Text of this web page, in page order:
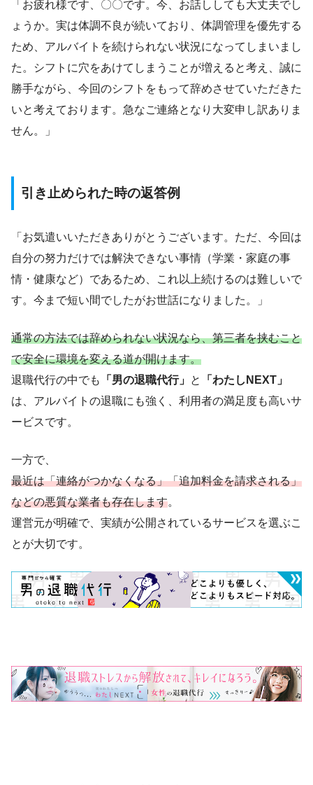
「お疲れ様です、〇〇です。今、お話ししても大丈夫でし
ょうか。実は体調不良が続いており、体調管理を優先する
ため、アルバイトを続けられない状況になってしまいまし
た。シフトに穴をあけてしまうことが増えると考え、誠に
勝手ながら、今回のシフトをもって辞めさせていただきた
いと考えております。急なご連絡となり大変申し訳ありま
せん。」
引き止められた時の返答例
「お気遣いいただきありがとうございます。ただ、今回は
自分の努力だけでは解決できない事情（学業・家庭の事
情・健康など）であるため、これ以上続けるのは難しいで
す。今まで短い間でしたがお世話になりました。」
通常の方法では辞められない状況なら、第三者を挟むこと
で安全に環境を変える道が開けます。
退職代行の中でも
「男の退職代行」 と
「わたしNEXT」
は、アルバイトの退職にも強く、利用者の満足度も高いサ
ービスです。
一方で、
最近は「連絡がつかなくなる」「追加料金を請求される」
などの悪質な業者も存在します。
運営元が明確で、実績が公開されているサービスを選ぶこ
とが大切です。